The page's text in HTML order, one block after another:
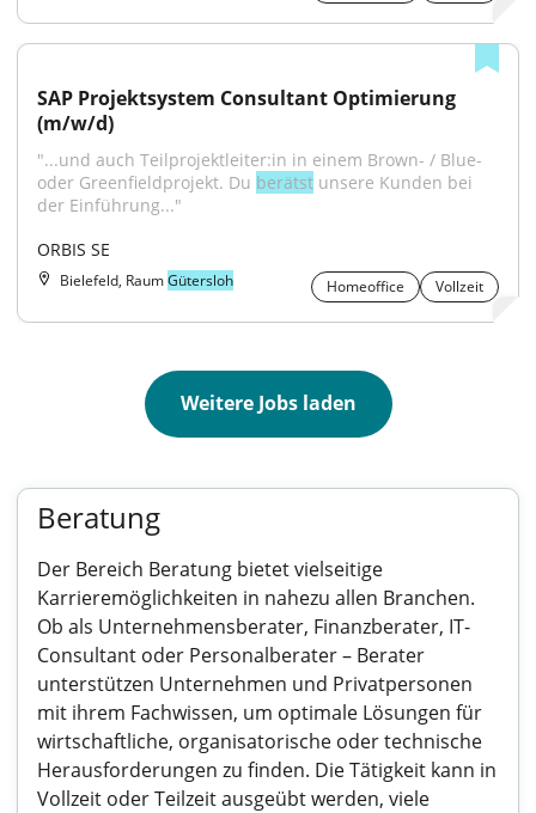
SAP Projektsystem Consultant Optimierung
(m/w/d)
"...und auch Teilprojektleiter:in in einem Brown- / Blue-
oder Greenfieldprojekt. Du berätst unsere Kunden bei
der Einführung..."
ORBIS SE
Bielefeld, RaumGütersloh Homeoffice Vollzeit
Weitere Jobs laden
Beratung
Der Bereich Beratung bietet vielseitige
Karrieremöglichkeiten in nahezu allen Branchen.
Ob als Unternehmensberater, Finanzberater, IT-
Consultant oder Personalberater – Berater
unterstützen Unternehmen und Privatpersonen
mit ihrem Fachwissen, um optimale Lösungen für
wirtschaftliche, organisatorische oder technische
Herausforderungen zu finden. Die Tätigkeit kann in
Vollzeit oder Teilzeit ausgeübt werden, viele